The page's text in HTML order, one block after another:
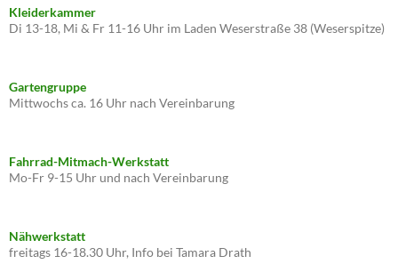
Kleiderkammer
Di 13-18, Mi & Fr 11-16 Uhr im Laden Weserstraße 38 (Weserspitze)
Gartengruppe
Mittwochs ca. 16 Uhr nach Vereinbarung
Fahrrad-Mitmach-Werkstatt
Mo-Fr 9-15 Uhr und nach Vereinbarung
Nähwerkstatt
freitags 16-18.30 Uhr, Info bei Tamara Drath